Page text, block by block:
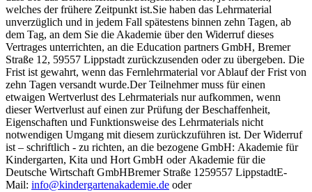
welches der frühere Zeitpunkt ist.Sie haben das Lehrmaterial
unverzüglich und in jedem Fall spätestens binnen zehn Tagen, ab
dem Tag, an dem Sie die Akademie über den Widerruf dieses
Vertrages unterrichten, an die Education partners GmbH, Bremer
Straße 12, 59557 Lippstadt zurückzusenden oder zu übergeben. Die
Frist ist gewahrt, wenn das Fernlehrmaterial vor Ablauf der Frist von
zehn Tagen versandt wurde.Der Teilnehmer muss für einen
etwaigen Wertverlust des Lehrmaterials nur aufkommen, wenn
dieser Wertverlust auf einen zur Prüfung der Beschaffenheit,
Eigenschaften und Funktionsweise des Lehrmaterials nicht
notwendigen Umgang mit diesem zurückzuführen ist. Der Widerruf
ist – schriftlich - zu richten, an die bezogene GmbH: Akademie für
Kindergarten, Kita und Hort GmbH oder Akademie für die
Deutsche Wirtschaft GmbHBremer Straße 1259557 LippstadtE-
Mail: info@kindergartenakademie.de oder